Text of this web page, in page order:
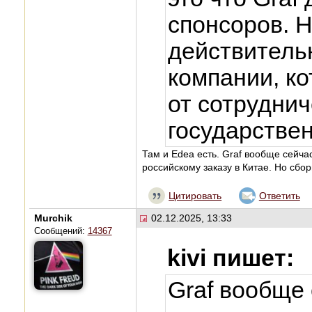
спонсоров.
компании,
от
Там и Edea есть. Graf вообще
российскому заказу в Китае. Но
Цитировать Ответить
Murchik
Сообщений: 14367
02.12.2025, 13:33
kivi пишет:
Graf вообще